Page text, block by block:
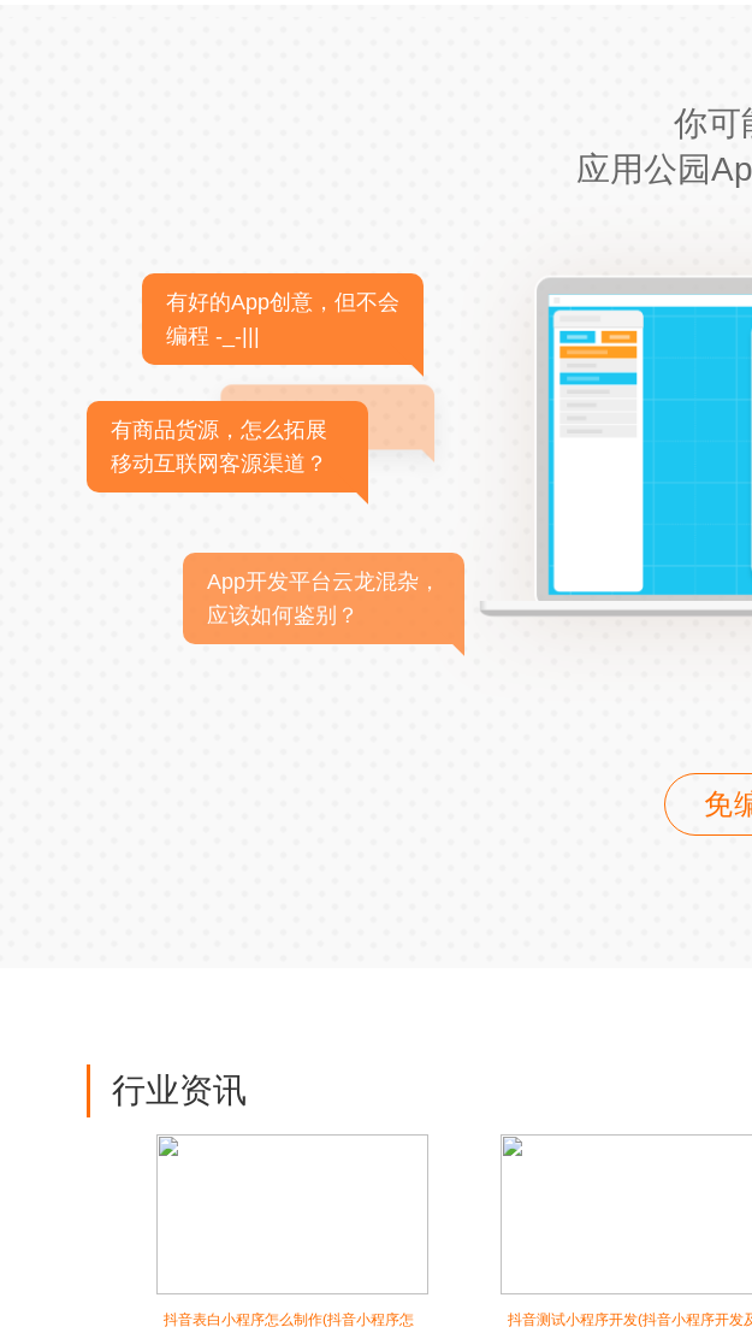
你可
应用公园
有好的App创意，但不会
编程 -_-|||
有商品货源，怎么拓展
移动互联网客源渠道？
App开发平台云龙混杂，
应该如何鉴别？
免
行业资讯
抖音表白小程序怎么制作(抖音小程序怎
抖音测试小程序开发(抖音小程序开发